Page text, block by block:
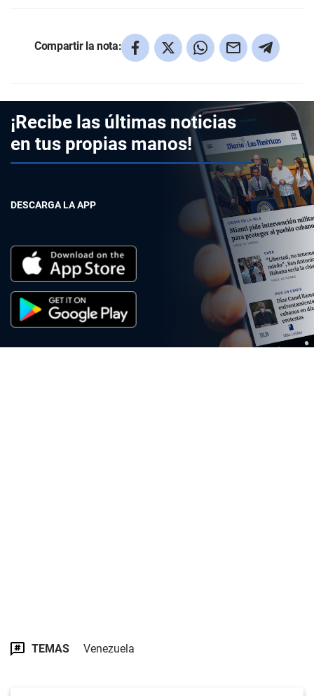
Compartir la nota:
¡Recibe las últimas noticias
en tus propias manos!
DESCARGA LA APP
TEMAS Venezuela